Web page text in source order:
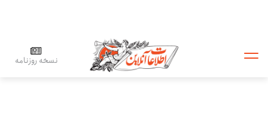
نسخه روزنامه